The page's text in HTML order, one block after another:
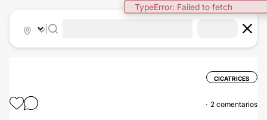
TypeError: Failed to fetch
CICATRICES
2 comentarios